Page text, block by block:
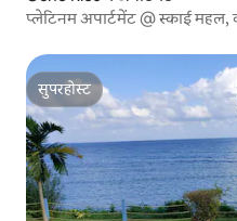
प्लेटिनम अपार्टमेंट @ स्काई
सुपरहोस्ट
सुपरहोस्ट